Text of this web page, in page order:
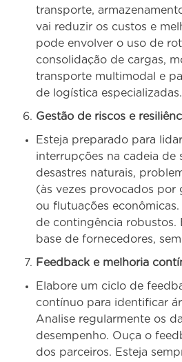
transporte,
vai reduzir os custos e
pode envolver o uso de
consolidação de cargas,
transporte multimodal e
de logística especializadas.
Gestão de riscos e
Esteja preparado para
interrupções na cadeia de
desastres naturais,
(às vezes provocados por
ou flutuações
de contingência robustos.
base de fornecedores,
Feedback e melhoria
Elabore um ciclo de
contínuo para identificar
Analise regularmente os
desempenho. Ouça o
dos parceiros. Esteja